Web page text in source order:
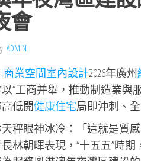
會
ADMIN
商業空間室內設計2026年廣州
“工商并舉，推動制造業與
低開健康住宅局即沖刺、
秤眼神冰冷：「這就是質
林朝暉表現，“十五五”時期